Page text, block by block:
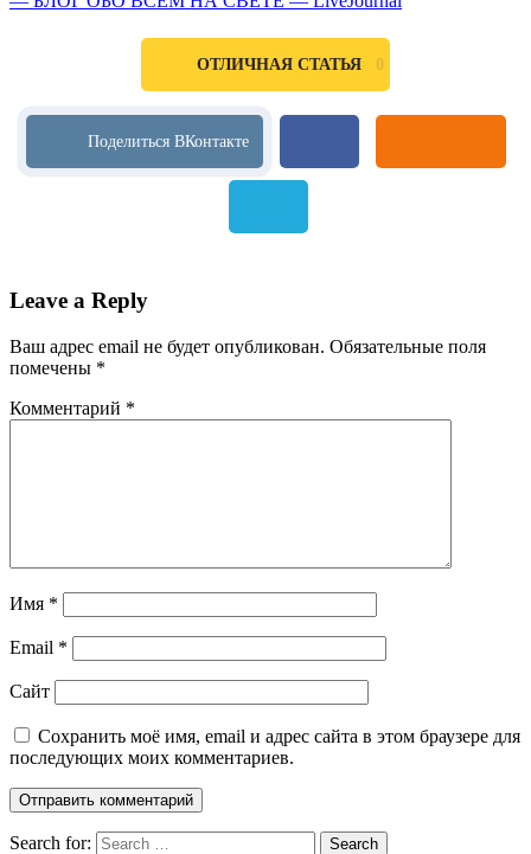
женщине
ОТЛИЧНАЯ СТАТЬЯ 0
Leave a Reply
Ваш адрес email не будет опубликован. Обязательные поля
помечены *
Комментарий *
Имя *
Email *
Сайт
Сохранить моё имя, email и адрес сайта в этом браузере для
последующих моих комментариев.
Search for: Search